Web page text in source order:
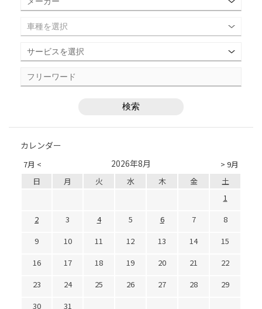
カレンダー
7月 < > 9月
2026年8月
日 月 火 水 木 金
土
1
2
3 4 5 6 7
8
9
10 11 12 13 14
15
16
17 18 19 20 21
22
23
24 25 26 27 28
29
30
31